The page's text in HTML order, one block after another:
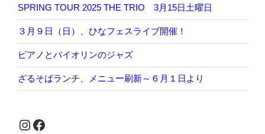
SPRING TOUR 2025 THE TRIO 3月15日土曜日
３月９日（日）、ひなフェスライブ開催！
ピアノとバイオリンのジャズ
ざるそばランチ、メニュー刷新～６月１日より
Instagram
Facebook